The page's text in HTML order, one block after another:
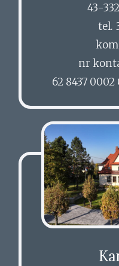
43-
tel.
nr
62 8437 0002